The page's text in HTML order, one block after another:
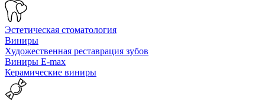
Эстетическая стоматология
Виниры
Художественная реставрация зубов
Виниры E-max
Керамические виниры